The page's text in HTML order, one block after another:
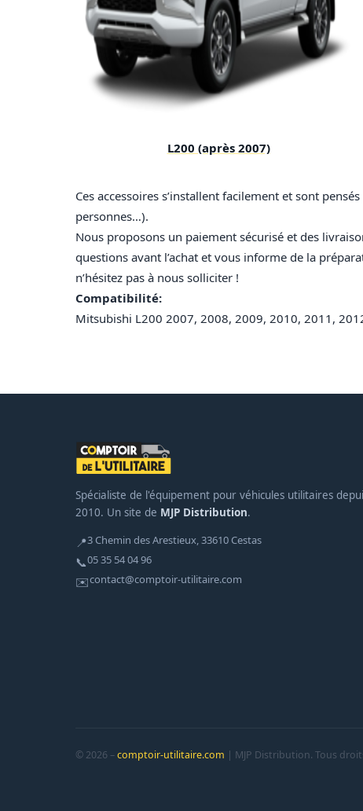
L200 (après 2007)
Ces accessoires s’installent facilement et sont
personnes…).
Nous proposons un paiement sécurisé et des
questions avant l’achat et vous informe de la
n’hésitez pas à nous solliciter !
Compatibilité:
Mitsubishi L200 2007, 2008, 2009, 2010, 2011,
Spécialiste de l'équipement pour véhicules utilitaires
2010. Un site de MJP Distribution.
📍3 Chemin des Arestieux, 33610 Cestas
📞05 35 54 04 96
✉️contact@comptoir-utilitaire.com
© 2026 –comptoir-utilitaire.com | MJP Distribution. Tous